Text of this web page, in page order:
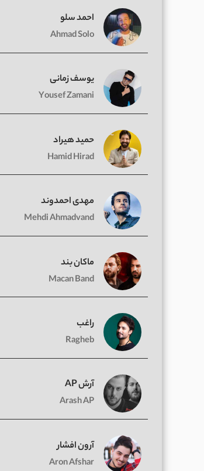
احمد سلو
Ahmad Solo
یوسف زمانی
Yousef Zamani
حمید هیراد
Hamid Hirad
مهدی احمدوند
Mehdi Ahmadvand
ماکان بند
Macan Band
راغب
Ragheb
آرش AP
Arash AP
آرون افشار
Aron Afshar